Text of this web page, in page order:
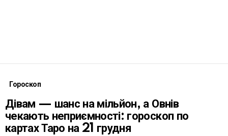
Гороскоп
Дівам — шанс на мільйон, а Овнів
чекають неприємності: гороскоп по
картах Таро на 21 грудня